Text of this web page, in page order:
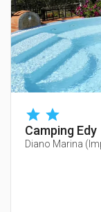
Camping Edy
Diano Marina (